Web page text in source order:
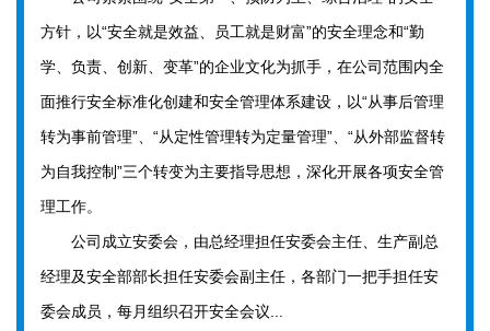
方针，以“安全就是效益、员工就是财富”的安全理念和“勤
学、负责、创新、变革”的企业文化为抓手，在公司范围内全
面推行安全标准化创建和安全管理体系建设，以“从事后管理
转为事前管理”、“从定性管理转为定量管理”、“从外部监督转
为自我控制”三个转变为主要指导思想，深化开展各项安全管
理工作。
公司成立安委会，由总经理担任安委会主任、生产副总
经理及安全部部长担任安委会副主任，各部门一把手担任安
委会成员，每月组织召开安全会议...